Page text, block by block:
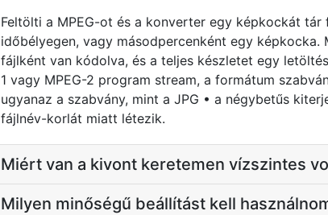
Feltölti a MPEG-ot és a konverter egy képkockát
időbélyegen, vagy másodpercenként egy
fájlként van kódolva, és a teljes készletet egy
1 vagy MPEG-2 program stream, a formátum
ugyanaz a szabvány, mint a JPG • a négybetűs
fájlnév-korlát miatt létezik.
Miért van a kivont keretemen vízszintes
Milyen minőségű beállítást kell